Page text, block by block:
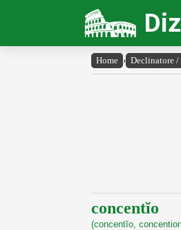
Home › Declinatore
concentĭo
(concentĭo,